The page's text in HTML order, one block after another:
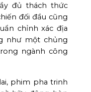
đủ thách thức
đối đầu cũng
chỉnh xác địa
như một chủng
ngành công
phim pha trinh